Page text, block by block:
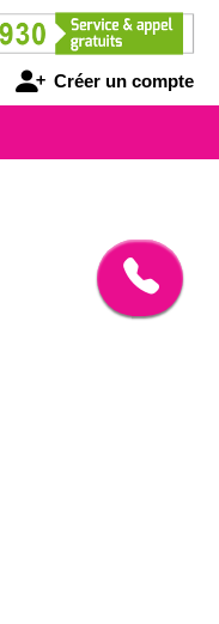
Créer un compte